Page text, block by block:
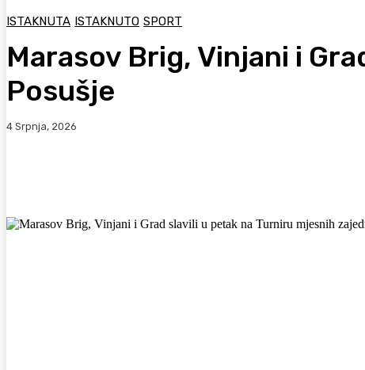
ISTAKNUTA ISTAKNUTO SPORT
Marasov Brig, Vinjani i
Posušje
4 Srpnja, 2026